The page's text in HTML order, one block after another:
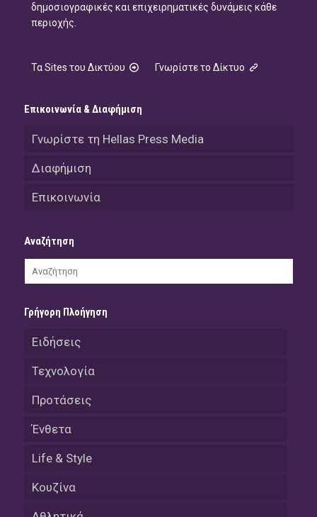
δημοσιογραφικές και επιχειρηματικές δυνάμεις κάθε
περιοχής.
Τα Sites του Δικτύου Γνωρίστε το Δίκτυο
Επικοινωνία & Διαφήμιση
Γνωρίστε τη Hellas Press Media
Διαφήμιση
Επικοινωνία
Αναζήτηση
Γρήγορη Πλοήγηση
Ειδήσεις
Τεχνολογία
Προτάσεις
Ένθετα
Life & Style
Κουζίνα